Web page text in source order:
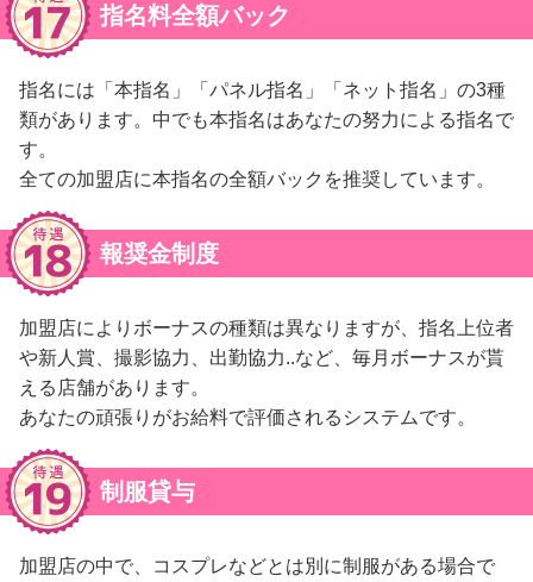
指名料全額バック
指名には「本指名」「パネル指名」「ネット指名」の3種
類があります。中でも本指名はあなたの努力による指名で
す。
全ての加盟店に本指名の全額バックを推奨しています。
報奨金制度
加盟店によりボーナスの種類は異なりますが、指名上位者
や新人賞、撮影協力、出勤協力..など、毎月ボーナスが貰
える店舗があります。
あなたの頑張りがお給料で評価されるシステムです。
制服貸与
加盟店の中で、コスプレなどとは別に制服がある場合で